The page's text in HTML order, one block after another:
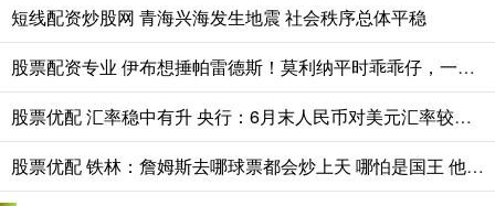
短线配资炒股网 青海兴海发生地震 社会秩序总体平稳
股票配资专业 伊布想捶帕雷德斯！莫利纳平时乖乖仔，一穿阿根廷球衣就变拳王
股票优配 汇率稳中有升 央行：6月末人民币对美元汇率较上年末升值3%
股票优配 铁林：詹姆斯去哪球票都会炒上天 哪怕是国王 他拿底薪我会很震惊